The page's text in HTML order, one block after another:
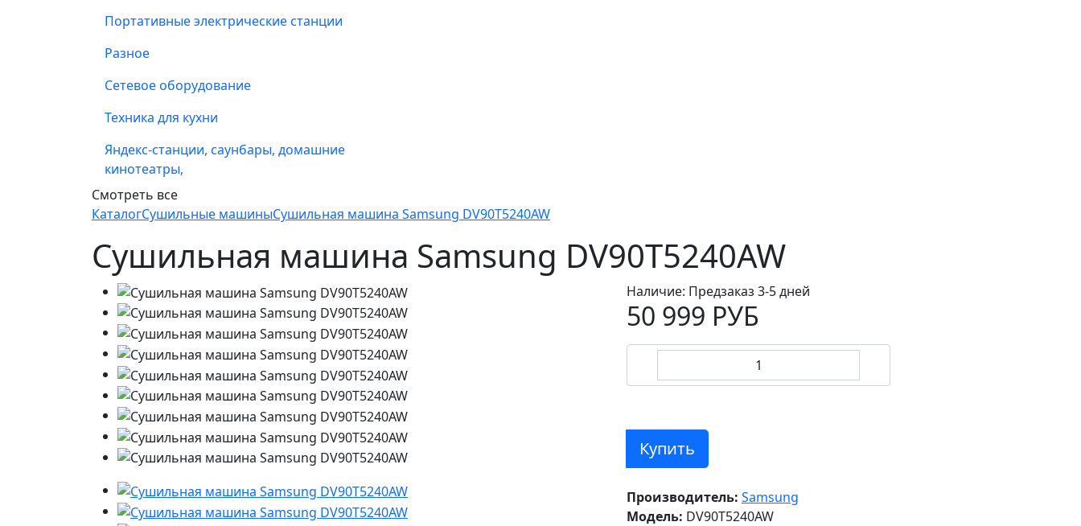
Портативные электрические станции
Разное
Сетевое оборудование
Техника для кухни
Яндекс-станции, саунбары, домашние
кинотеатры,
Смотреть все
КаталогСушильные машиныСушильная машина Samsung DV90T5240AW
Сушильная машина Samsung DV90T5240AW
Наличие: Предзаказ 3-5 дней
50 999 РУБ
Купить
Производитель: Samsung
Модель: DV90T5240AW